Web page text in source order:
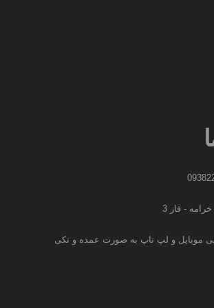
- فاز 3
موبایل و لپ تاپ به صورت عمده و تکی